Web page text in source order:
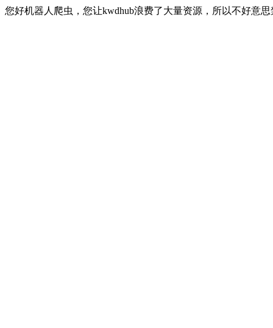
您好机器人爬虫，您让kwdhub浪费了大量资源，所以不好意